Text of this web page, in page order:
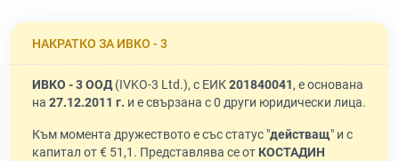
НАКРАТКО ЗА ИВКО - 3
ИВКО - 3 ООД(IVKO-3 Ltd.), с ЕИК201840041, е основана
на 27.12.2011 г. и е свързана с 0 други юридически лица.
Към момента дружеството е със статус "действащ" и с
капитал от € 51,1. Представлява се от КОСТАДИН